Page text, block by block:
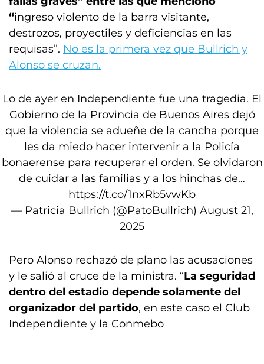
“ingreso violento de la barra visitante,
destrozos, proyectiles y deficiencias en las
requisas”. No es la primera vez que Bullrich y
Alonso se cruzan.
Lo de ayer en Independiente fue una tragedia. El
Gobierno de la Provincia de Buenos Aires dejó
que la violencia se adueñe de la cancha porque
les da miedo hacer intervenir a la Policía
bonaerense para recuperar el orden. Se olvidaron
de cuidar a las familias y a los hinchas de…
https://t.co/1nxRb5vwKb
— Patricia Bullrich (@PatoBullrich) August 21,
2025
Pero Alonso rechazó de plano las acusaciones
y le salió al cruce de la ministra. “La seguridad
dentro del estadio depende solamente del
organizador del partido, en este caso el Club
Independiente y la Conmebo